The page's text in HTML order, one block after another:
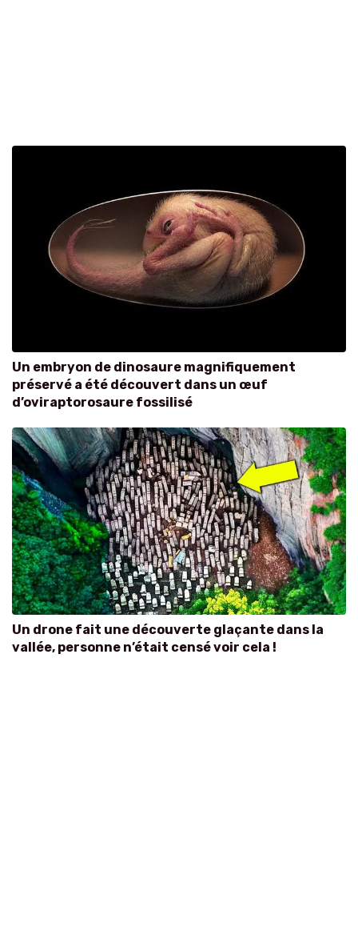
Un embryon de dinosaure magnifiquement
préservé a été découvert dans un œuf
d’oviraptorosaure fossilisé
Un drone fait une découverte glaçante dans la
vallée, personne n’était censé voir cela !